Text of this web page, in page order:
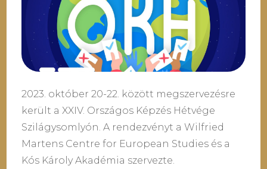
2023. október 20-22. között megszervezésre
került a XXIV. Országos Képzés Hétvége
Szilágysomlyón. A rendezvényt a Wilfried
Martens Centre for European Studies és a
Kós Károly Akadémia szervezte.